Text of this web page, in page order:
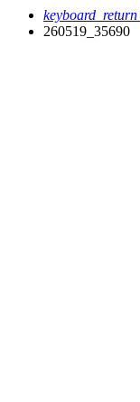
keyboard_return
260519_35690